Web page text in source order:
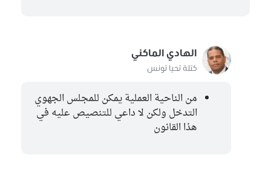
الهادي الماكني
كتلة تحيا تونس
من الناحية العملية يمكن للمجلس الجهوي
التدخل ولكن لا داعي للتنصيص عليه في
هذا القانون